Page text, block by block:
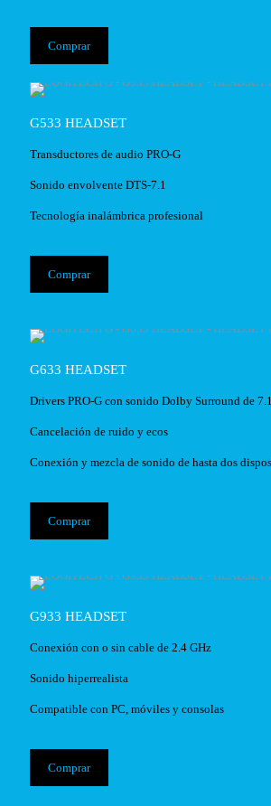
Comprar
G533 HEADSET
Transductores de audio PRO-G
Sonido envolvente DTS-7.1
Tecnología inalámbrica profesional
Comprar
G633 HEADSET
Drivers PRO-G con sonido Dolby Surround de 7.1
Cancelación de ruido y ecos
Conexión y mezcla de sonido de hasta dos
Comprar
G933 HEADSET
Conexión con o sin cable de 2.4 GHz
Sonido hiperrealista
Compatible con PC, móviles y consolas
Comprar